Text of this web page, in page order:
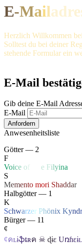
E-Mail
Herzlich Willkommen
Solltest du bei deiner
stehende Formular ein
E-Mail
Gib deine E-Mail
E-Mail
Anwesenheitsliste
Götter — 2
F
Voice of e Filyina
S
Memento mori Shaddar
Halbgötter — 1
K
Schwarzer Phönix Kyndr
Bürger — 11
¢
¢คʟɨֆȶʀค ☠ ɖɨɛ Uռɦɛɨʟ